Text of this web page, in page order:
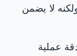
لا يضمن
دقة عملية